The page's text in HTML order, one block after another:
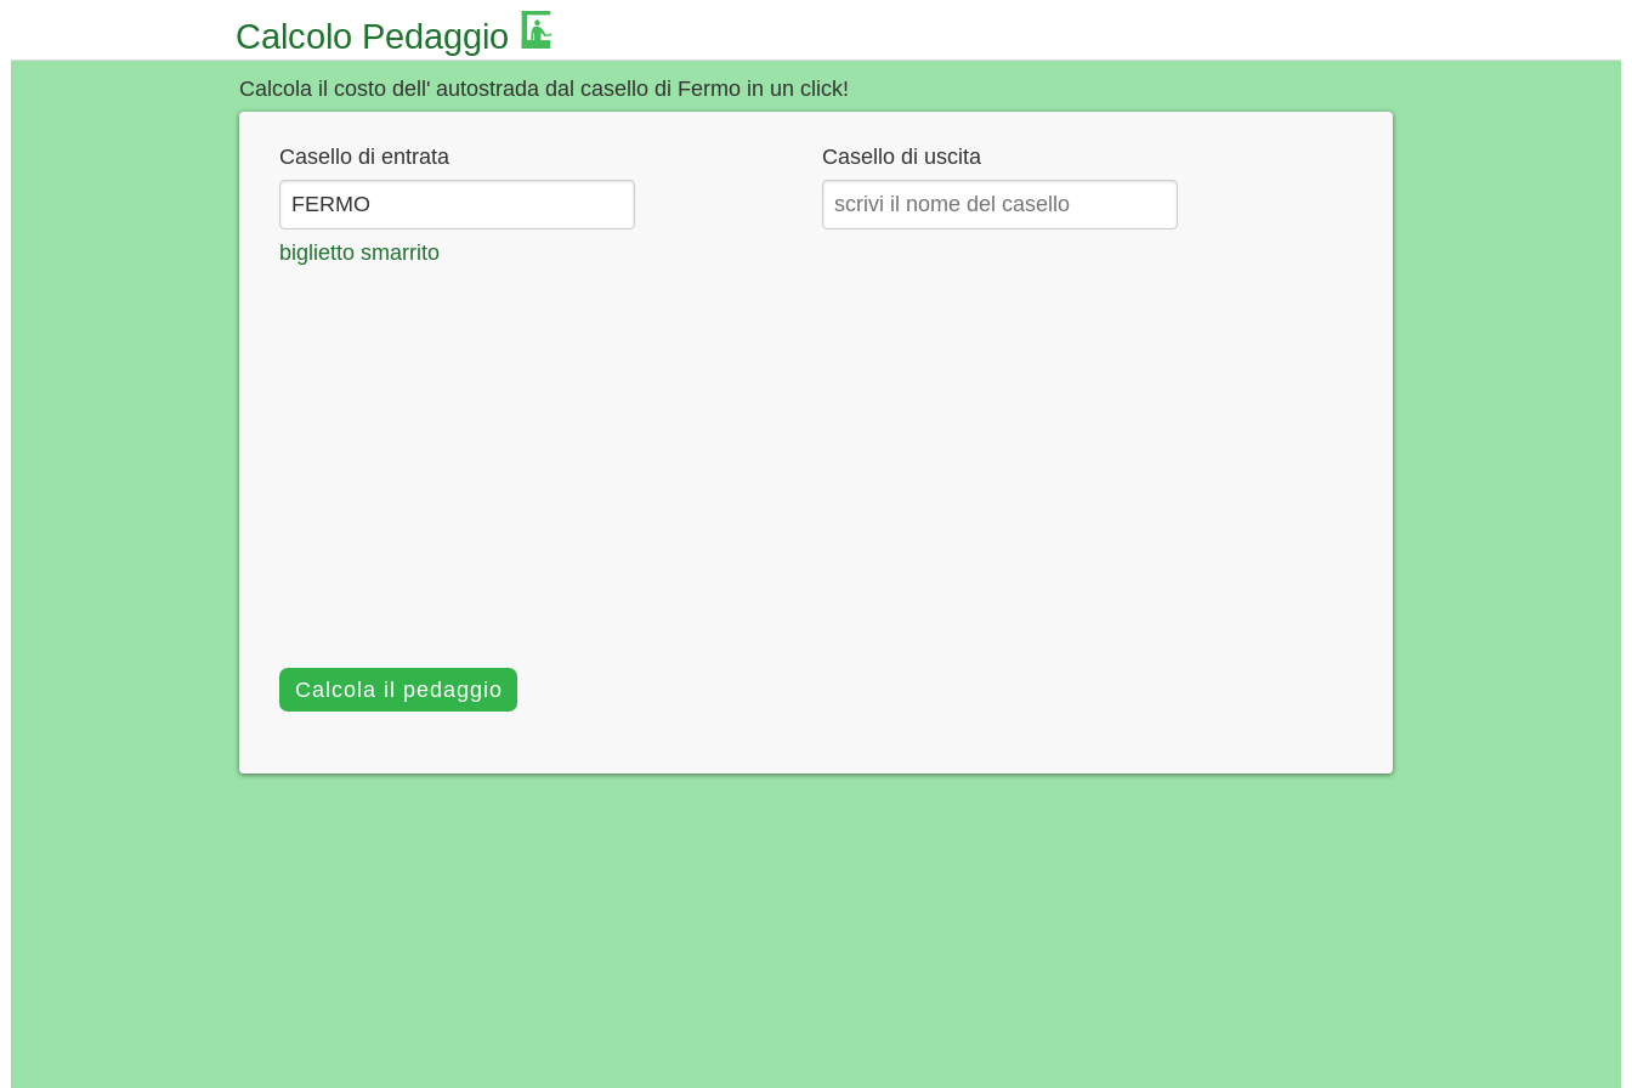
Calcolo Pedaggio
Calcola il costo dell' autostrada dal casello di Fermo in un click!
Casello di entrata
biglietto smarrito
Casello di uscita
Calcola il pedaggio